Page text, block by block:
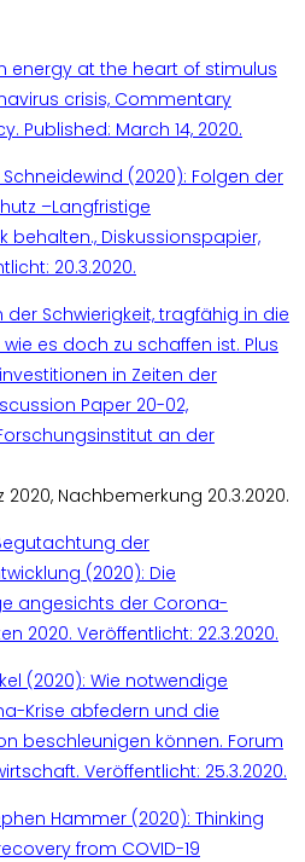
energy at the heart of stimulus
crisis, Commentary
Published: March 14, 2020.
(2020): Folgen der
–Langfristige
behalten., Diskussionspapier,
20.3.2020.
der Schwierigkeit, tragfähig in die
es doch zu schaffen ist. Plus
in Zeiten der
Paper 20-02,
an der
2020, Nachbemerkung 20.3.2020.
der
(2020): Die
angesichts der Corona-
2020. Veröffentlicht: 22.3.2020.
(2020): Wie notwendige
Krise abfedern und die
beschleunigen können. Forum
Veröffentlicht: 25.3.2020.
Hammer (2020): Thinking
from COVID-19